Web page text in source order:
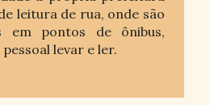
leitura de rua, onde são
em pontos de ônibus,
levar e ler.